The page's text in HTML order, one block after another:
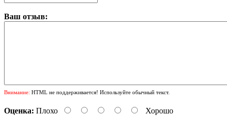
Ваш отзыв:
Внимание: HTML не поддерживается! Используйте обычный текст.
Оценка: Плохо Хорошо